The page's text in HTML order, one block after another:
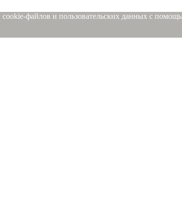
cookie-файлов и пользовательских данных с